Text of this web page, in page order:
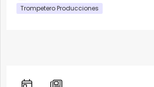
Trompetero Producciones